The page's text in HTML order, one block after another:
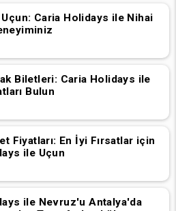
Caria Holidays ile Nihai
Biletleri: Caria Holidays ile
Bulun
Fiyatları: En İyi Fırsatlar için
ile Uçun
ile Nevruz'u Antalya'da